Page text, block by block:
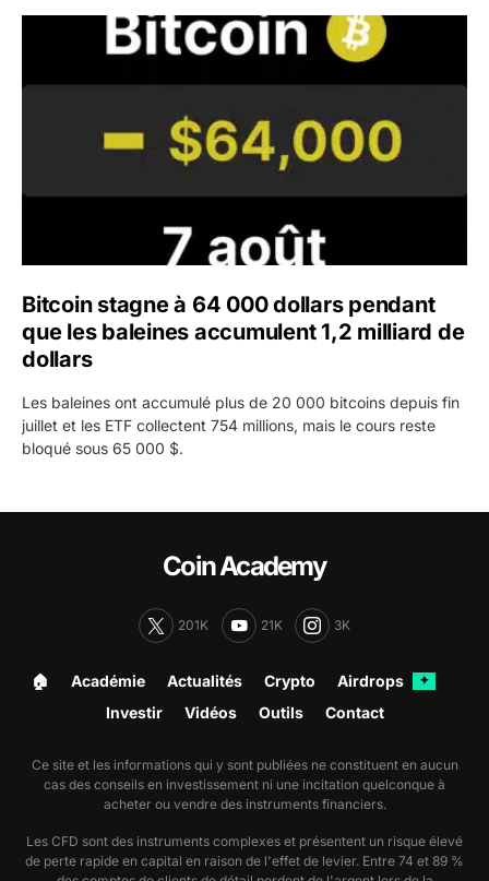
Bitcoin stagne à 64 000 dollars pendant que les
Bitcoin stagne à 64 000 dollars pendant
que les baleines accumulent 1,2 milliard de
dollars
Les baleines ont accumulé plus de 20 000 bitcoins depuis fin
juillet et les ETF collectent 754 millions, mais le cours reste
bloqué sous 65 000 $.
Coin Academy
201K 21K 3K
🏠︎ Académie Actualités Crypto Airdrops ✦
Investir Vidéos Outils Contact
Ce site et les informations qui y sont publiées ne constituent en aucun
cas des conseils en investissement ni une incitation quelconque à
acheter ou vendre des instruments financiers.
Les CFD sont des instruments complexes et présentent un risque élevé
de perte rapide en capital en raison de l'effet de levier. Entre 74 et 89 %